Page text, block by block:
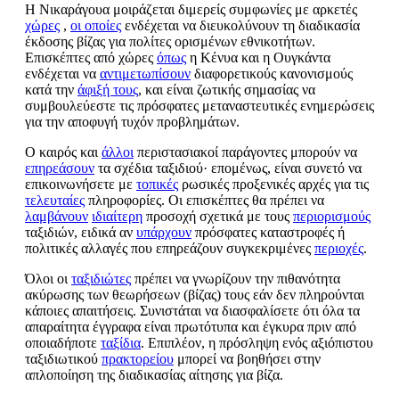
Η Νικαράγουα μοιράζεται διμερείς συμφωνίες με αρκετές
χώρες , οι οποίες ενδέχεται να διευκολύνουν τη διαδικασία
έκδοσης βίζας για πολίτες ορισμένων εθνικοτήτων.
Επισκέπτες από χώρες όπως η Κένυα και η Ουγκάντα
ενδέχεται να αντιμετωπίσουν διαφορετικούς κανονισμούς
κατά την άφιξή τους, και είναι ζωτικής σημασίας να
συμβουλεύεστε τις πρόσφατες μεταναστευτικές ενημερώσεις
για την αποφυγή τυχόν προβλημάτων.
Ο καιρός και άλλοι περιστασιακοί παράγοντες μπορούν να
επηρεάσουν τα σχέδια ταξιδιού· επομένως, είναι συνετό να
επικοινωνήσετε με τοπικές ρωσικές προξενικές αρχές για τις
τελευταίες πληροφορίες. Οι επισκέπτες θα πρέπει να
λαμβάνουν ιδιαίτερη προσοχή σχετικά με τους περιορισμούς
ταξιδιών, ειδικά αν υπάρχουν πρόσφατες καταστροφές ή
πολιτικές αλλαγές που επηρεάζουν συγκεκριμένες περιοχές.
Όλοι οι ταξιδιώτες πρέπει να γνωρίζουν την πιθανότητα
ακύρωσης των θεωρήσεων (βίζας) τους εάν δεν πληρούνται
κάποιες απαιτήσεις. Συνιστάται να διασφαλίσετε ότι όλα τα
απαραίτητα έγγραφα είναι πρωτότυπα και έγκυρα πριν από
οποιαδήποτε ταξίδια. Επιπλέον, η πρόσληψη ενός αξιόπιστου
ταξιδιωτικού πρακτορείου μπορεί να βοηθήσει στην
απλοποίηση της διαδικασίας αίτησης για βίζα.